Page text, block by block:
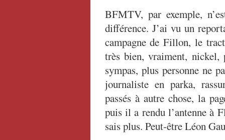
BFMTV, par exemple,
différence. J’ai vu un
campagne de Fillon, le
très bien, vraiment, nickel,
sympas, plus personne ne
journaliste en parka,
passés à autre chose, la
puis il a rendu l’antenne à
sais plus. Peut-être Léon